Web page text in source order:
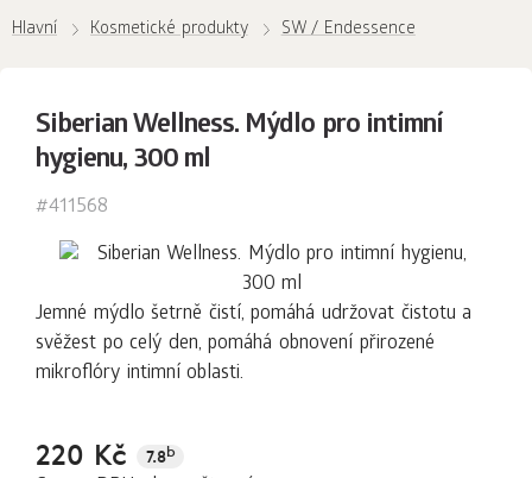
Hlavní Kosmetické produkty SW / Endessence
Siberian Wellness. Mýdlo pro intimní
hygienu, 300 ml
#411568
Jemné mýdlo šetrně čistí, pomáhá udržovat čistotu a
svěžest po celý den, pomáhá obnovení přirozené
mikroflóry intimní oblasti.
220 Kč 7.8b